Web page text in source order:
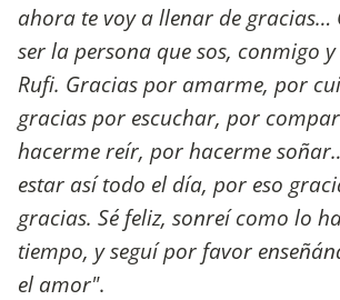
ahora te voy a llenar de gracias…
ser la persona que sos, conmigo
Rufi. Gracias por amarme, por
gracias por escuchar, por
hacerme reír, por hacerme
estar así todo el día, por eso
gracias. Sé feliz, sonreí como lo
tiempo, y seguí por favor
el amor".